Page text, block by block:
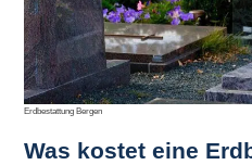
Erdbestattung Bergen
Was kostet eine